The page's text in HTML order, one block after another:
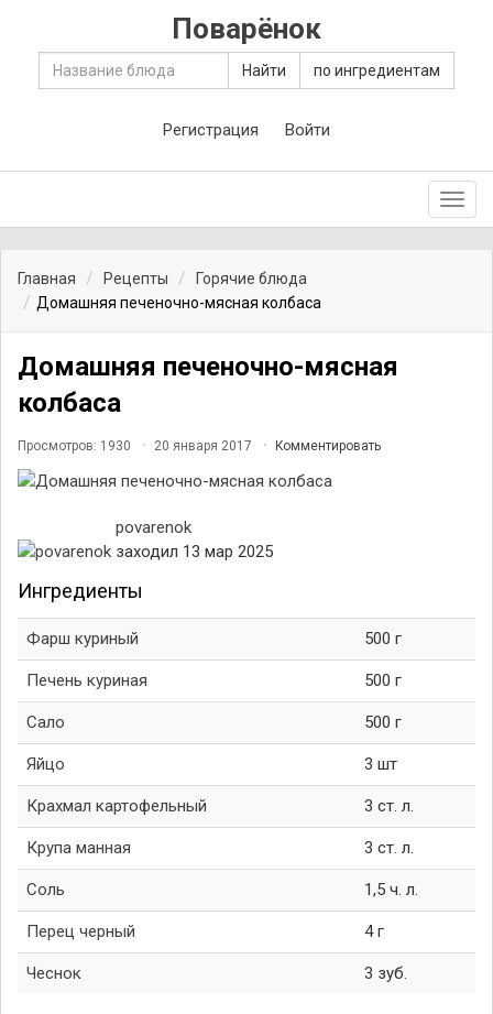
Поварёнок
Найти по ингредиентам
Регистрация Войти
Главная Рецепты
Горячие блюда
Домашняя печеночно-мясная колбаса
Домашняя печеночно-мясная
колбаса
Просмотров: 1930 20 января 2017 Комментировать
povarenok
заходил 13 мар 2025
Ингредиенты
Фарш куриный 500 г
Печень куриная 500 г
Сало 500 г
Яйцо 3 шт
Крахмал картофельный 3 ст. л.
Крупа манная 3 ст. л.
Соль 1,5 ч. л.
Перец черный 4 г
Чеснок 3 зуб.